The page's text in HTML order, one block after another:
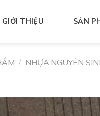
GIỚI THIỆU SẢN
/ NHỰA NGUYÊN